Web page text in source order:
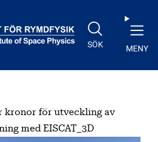
SÖK MENY
kronor för utveckling av
med EISCAT_3D